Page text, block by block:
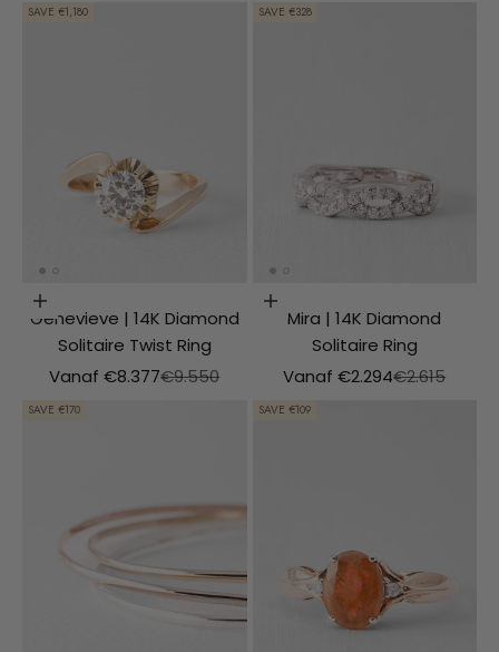
SAVE €1,180
Choosing options
Genevieve | 14K Diamond
Solitaire Twist Ring
Aanbiedingsprijs
Vanaf €8.377Normale prijs
€9.550
SAVE €328
Choosing options
Mira | 14K Diamond
Solitaire Ring
Aanbiedingsprijs
Vanaf €2.294Normale prijs
€2.615
SAVE €170 SAVE €109